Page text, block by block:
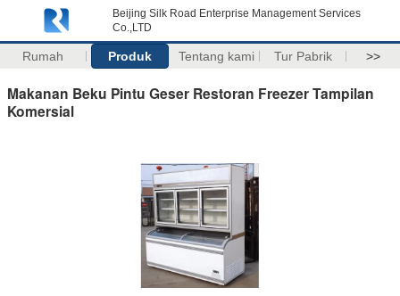
Beijing Silk Road Enterprise Management Services
Co.,LTD
Rumah Produk Tentang kami Tur Pabrik >>
Makanan Beku Pintu Geser Restoran Freezer Tampilan
Komersial